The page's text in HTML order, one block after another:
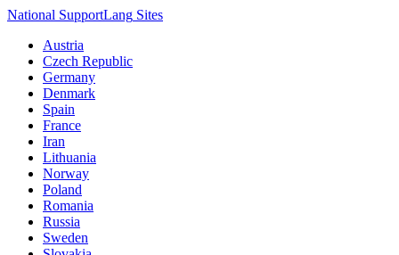
National SupportLang Sites
Austria
Czech Republic
Germany
Denmark
Spain
France
Iran
Lithuania
Norway
Poland
Romania
Russia
Sweden